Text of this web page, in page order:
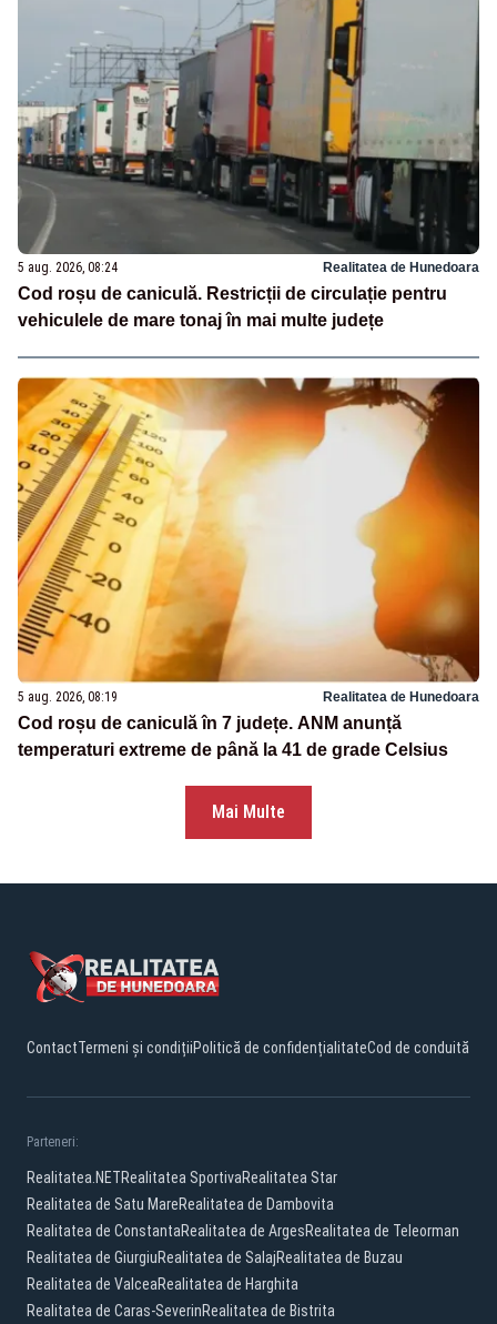
5 aug. 2026, 08:24 Realitatea de Hunedoara
Cod roșu de caniculă. Restricții de circulație pentru
vehiculele de mare tonaj în mai multe județe
5 aug. 2026, 08:19 Realitatea de Hunedoara
Cod roșu de caniculă în 7 județe. ANM anunță
temperaturi extreme de până la 41 de grade Celsius
Mai Multe
ContactTermeni și condițiiPolitică de confidențialitateCod de conduită
Parteneri:
Realitatea.NETRealitatea SportivaRealitatea Star
Realitatea de Satu MareRealitatea de Dambovita
Realitatea de ConstantaRealitatea de ArgesRealitatea de Teleorman
Realitatea de GiurgiuRealitatea de SalajRealitatea de Buzau
Realitatea de ValceaRealitatea de Harghita
Realitatea de Caras-SeverinRealitatea de Bistrita